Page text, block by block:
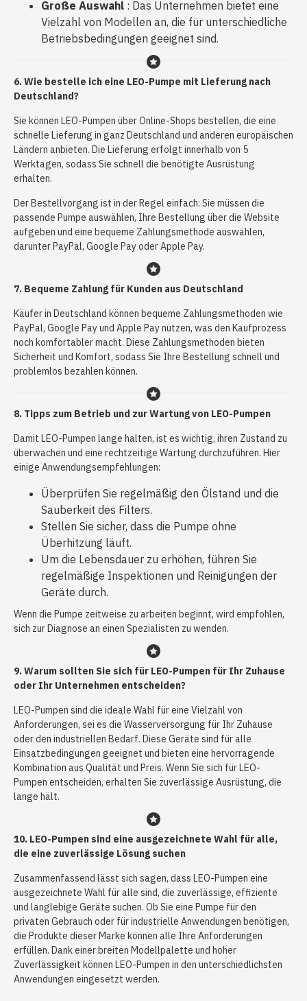
Große Auswahl : Das Unternehmen bietet eine
Vielzahl von Modellen an, die für unterschiedliche
Betriebsbedingungen geeignet sind.
6. Wie bestelle ich eine LEO-Pumpe mit Lieferung nach
Deutschland?
Sie können LEO-Pumpen über Online-Shops bestellen, die eine
schnelle Lieferung in ganz Deutschland und anderen europäischen
Ländern anbieten. Die Lieferung erfolgt innerhalb von 5
Werktagen, sodass Sie schnell die benötigte Ausrüstung
erhalten.
Der Bestellvorgang ist in der Regel einfach: Sie müssen die
passende Pumpe auswählen, Ihre Bestellung über die Website
aufgeben und eine bequeme Zahlungsmethode auswählen,
darunter PayPal, Google Pay oder Apple Pay.
7. Bequeme Zahlung für Kunden aus Deutschland
Käufer in Deutschland können bequeme Zahlungsmethoden wie
PayPal, Google Pay und Apple Pay nutzen, was den Kaufprozess
noch komfortabler macht. Diese Zahlungsmethoden bieten
Sicherheit und Komfort, sodass Sie Ihre Bestellung schnell und
problemlos bezahlen können.
8. Tipps zum Betrieb und zur Wartung von LEO-Pumpen
Damit LEO-Pumpen lange halten, ist es wichtig, ihren Zustand zu
überwachen und eine rechtzeitige Wartung durchzuführen. Hier
einige Anwendungsempfehlungen:
Überprüfen Sie regelmäßig den Ölstand und die
Sauberkeit des Filters.
Stellen Sie sicher, dass die Pumpe ohne
Überhitzung läuft.
Um die Lebensdauer zu erhöhen, führen Sie
regelmäßige Inspektionen und Reinigungen der
Geräte durch.
Wenn die Pumpe zeitweise zu arbeiten beginnt, wird empfohlen,
sich zur Diagnose an einen Spezialisten zu wenden.
9. Warum sollten Sie sich für LEO-Pumpen für Ihr Zuhause
oder Ihr Unternehmen entscheiden?
LEO-Pumpen sind die ideale Wahl für eine Vielzahl von
Anforderungen, sei es die Wasserversorgung für Ihr Zuhause
oder den industriellen Bedarf. Diese Geräte sind für alle
Einsatzbedingungen geeignet und bieten eine hervorragende
Kombination aus Qualität und Preis. Wenn Sie sich für LEO-
Pumpen entscheiden, erhalten Sie zuverlässige Ausrüstung, die
lange hält.
10. LEO-Pumpen sind eine ausgezeichnete Wahl für alle,
die eine zuverlässige Lösung suchen
Zusammenfassend lässt sich sagen, dass LEO-Pumpen eine
ausgezeichnete Wahl für alle sind, die zuverlässige, effiziente
und langlebige Geräte suchen. Ob Sie eine Pumpe für den
privaten Gebrauch oder für industrielle Anwendungen benötigen,
die Produkte dieser Marke können alle Ihre Anforderungen
erfüllen. Dank einer breiten Modellpalette und hoher
Zuverlässigkeit können LEO-Pumpen in den unterschiedlichsten
Anwendungen eingesetzt werden.